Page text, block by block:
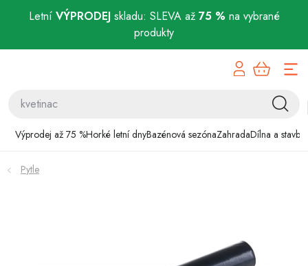
Letní VÝPRODEJskladu: SLEVA až 75 % na vybrané
produkty
Výprodej až 75 %Horké letní dnyBazénová sezónaZahradaDílna a stavba
Bazénová sezóna
Zahrada
Pytle